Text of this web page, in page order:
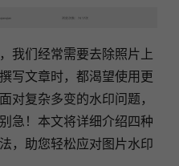
浏览次数：7417次
我们经常需要去除照片上
写文章时，都渴望使用更
对复杂多变的水印问题，
急！本文将详细介绍四种
，助您轻松应对图片水印